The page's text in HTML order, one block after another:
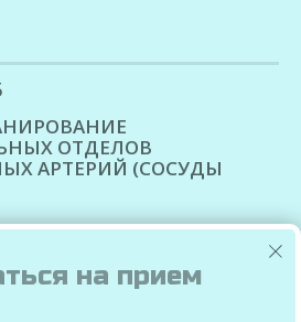
ОТДЕЛОВ
АРТЕРИЙ (СОСУДЫ
на прием